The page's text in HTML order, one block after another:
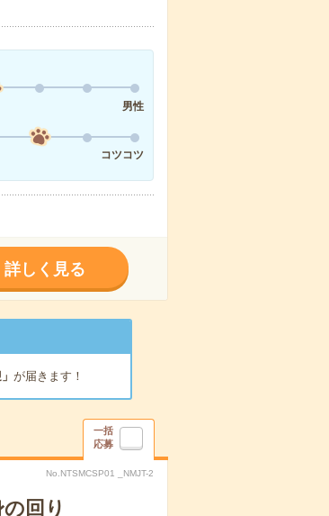
男性
コツコツ
詳しく見る
が届きます！
一括
応募
No.NTSMCSP01 _NMJT-2
回り